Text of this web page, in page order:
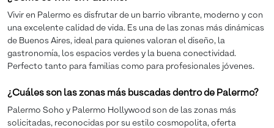
Vivir en Palermo es disfrutar de un barrio vibrante, moderno y con
una excelente calidad de vida. Es una de las zonas más dinámicas
de Buenos Aires, ideal para quienes valoran el diseño, la
gastronomía, los espacios verdes y la buena conectividad.
Perfecto tanto para familias como para profesionales jóvenes.
¿Cuáles son las zonas más buscadas dentro de Palermo?
Palermo Soho y Palermo Hollywood son de las zonas más
solicitadas, reconocidas por su estilo cosmopolita, oferta